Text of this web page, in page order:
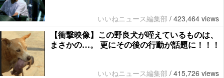
いいねニュース編集部 / 423,464 views
【衝撃映像】この野良犬が咥えているものは、
まさかの…。 更にその後の行動が話題に！！！
いいねニュース編集部 / 415,726 views